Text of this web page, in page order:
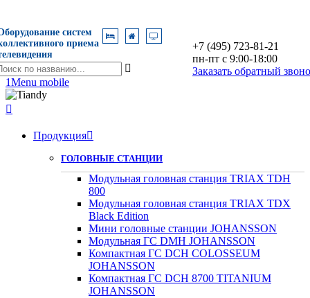
систем
приема
+7 (495) 723-81-21
пн-пт с 9:00-18:00
Заказать обратный

1Menu mobile

Продукция
ГОЛОВНЫЕ СТАНЦИИ
Модульная головная станция TRIAX TDH
800
Модульная головная станция TRIAX TDX
Black Edition
Мини головные станции JOHANSSON
Модульная ГС DMH JOHANSSON
Компактная ГС DCH COLOSSEUM
JOHANSSON
Компактная ГС DCH 8700 TITANIUM
JOHANSSON